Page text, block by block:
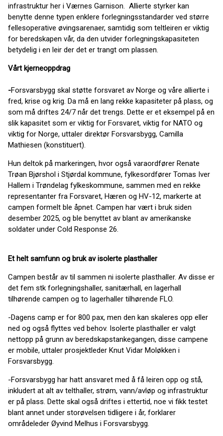
infrastruktur her i Værnes Garnison. Allierte styrker kan
benytte denne typen enklere forlegningsstandarder ved større
fellesoperative øvingsarenaer, samtidig som teltleiren er viktig
for beredskapen vår, da den utvider forlegningskapasiteten
betydelig i en leir der det er trangt om plassen.
Vårt kjerneoppdrag
-Forsvarsbygg skal støtte forsvaret av Norge og våre allierte i
fred, krise og krig. Da må en lang rekke kapasiteter på plass, og
som må driftes 24/7 når det trengs. Dette er et eksempel på en
slik kapasitet som er viktig for Forsvaret, viktig for NATO og
viktig for Norge, uttaler direktør Forsvarsbygg, Camilla
Mathiesen (konstituert).
Hun deltok på markeringen, hvor også varaordfører Renate
Trøan Bjørshol i Stjørdal kommune, fylkesordfører Tomas Iver
Hallem i Trøndelag fylkeskommune, sammen med en rekke
representanter fra Forsvaret, Hæren og HV-12, markerte at
campen formelt ble åpnet. Campen har vært i bruk siden
desember 2025, og ble benyttet av blant av amerikanske
soldater under Cold Response 26.
Et helt samfunn og bruk av isolerte plasthaller
Campen består av til sammen ni isolerte plasthaller. Av disse er
det fem stk forlegningshaller, sanitærhall, en lagerhall
tilhørende campen og to lagerhaller tilhørende FLO.
-Dagens camp er for 800 pax, men den kan skaleres opp eller
ned og også flyttes ved behov. Isolerte plasthaller er valgt
nettopp på grunn av beredskapstankegangen, disse campene
er mobile, uttaler prosjektleder Knut Vidar Moløkken i
Forsvarsbygg.
-Forsvarsbygg har hatt ansvaret med å få leiren opp og stå,
inkludert at alt av telthaller, strøm, vann/avløp og infrastruktur
er på plass. Dette skal også driftes i ettertid, noe vi fikk testet
blant annet under storøvelsen tidligere i år, forklarer
områdeleder Øyvind Melhus i Forsvarsbygg.